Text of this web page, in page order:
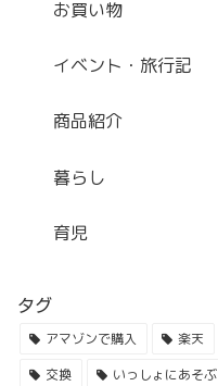
お買い物
イベント・旅行記
商品紹介
暮らし
育児
タグ
アマゾンで購入 楽天
交換
いっしょにあそぶ